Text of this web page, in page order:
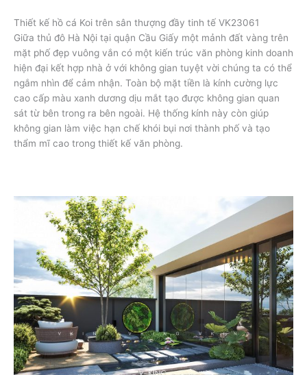
Thiết kế hồ cá Koi trên sân thượng đầy tinh tế VK23061
Giữa thủ đô Hà Nội tại quận Cầu Giấy một mảnh đất vàng trên
mặt phố đẹp vuông vắn có một kiến trúc văn phòng kinh doanh
hiện đại kết hợp nhà ở với không gian tuyệt vời chúng ta có thể
ngắm nhìn để cảm nhận. Toàn bộ mặt tiền là kính cường lực
cao cấp màu xanh dương dịu mắt tạo được không gian quan
sát từ bên trong ra bên ngoài. Hệ thống kính này còn giúp
không gian làm việc hạn chế khói bụi nơi thành phố và tạo
thẩm mĩ cao trong thiết kế văn phòng.